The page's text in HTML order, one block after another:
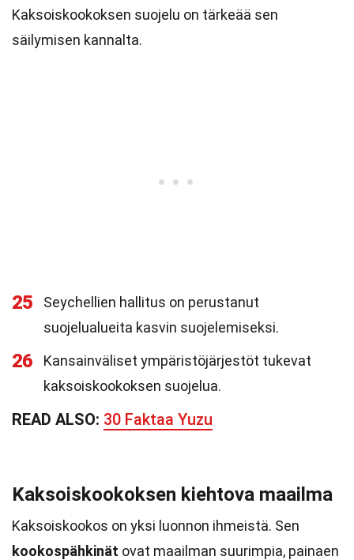
Kaksoiskookoksen suojelu on tärkeää sen
säilymisen kannalta.
25
Seychellien hallitus on perustanut
suojelualueita kasvin suojelemiseksi.
26
Kansainväliset ympäristöjärjestöt tukevat
kaksoiskookoksen suojelua.
READ ALSO: 30 Faktaa Yuzu
Kaksoiskookoksen kiehtova maailma
Kaksoiskookos on yksi luonnon ihmeistä. Sen
kookospähkinät ovat maailman suurimpia, painaen